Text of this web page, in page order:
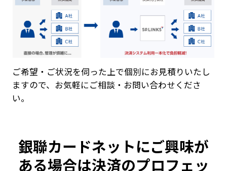
ご希望・ご状況を伺った上で個別にお見積りいたし
ますので、お気軽にご相談・お問い合わせくださ
い。
銀聯カードネットにご興味が
ある場合は決済のプロフェッ